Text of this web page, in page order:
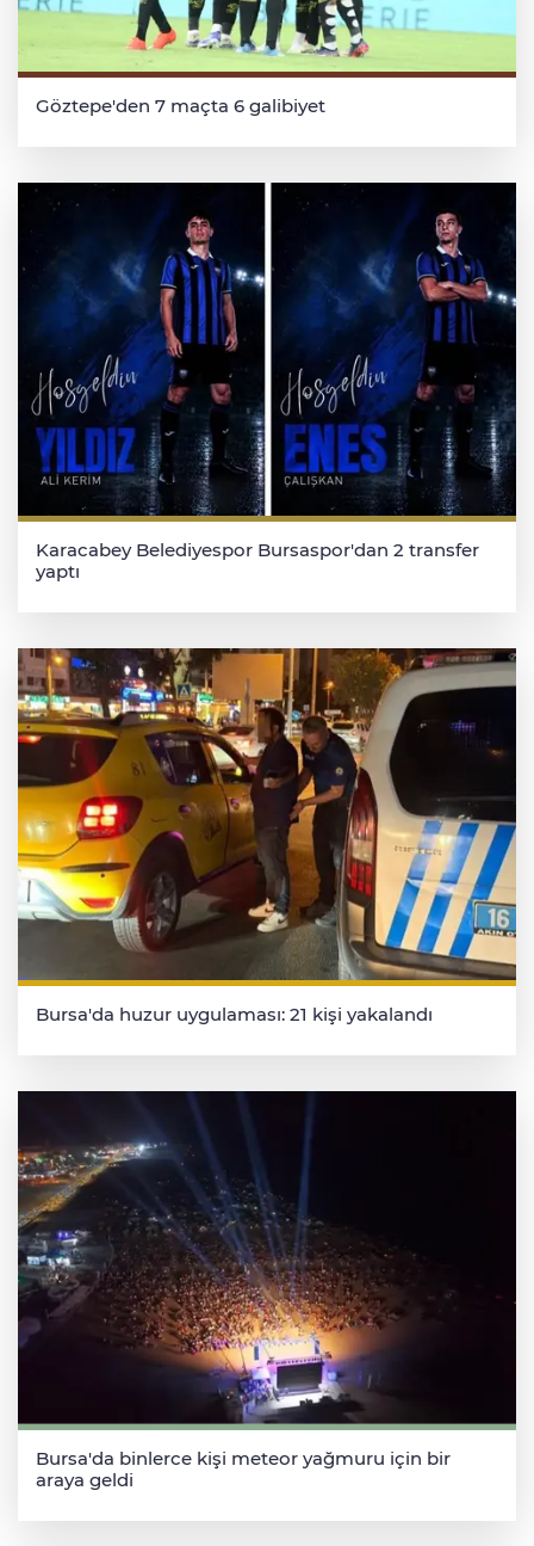
Göztepe'den 7 maçta 6 galibiyet
Karacabey Belediyespor Bursaspor'dan 2 transfer
yaptı
Bursa'da huzur uygulaması: 21 kişi yakalandı
Bursa'da binlerce kişi meteor yağmuru için bir
araya geldi